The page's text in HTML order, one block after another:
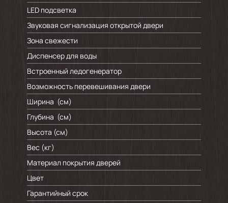
LED подсветка
Звуковая сигнализация открытой двери
Зона свежести
Диспенсер для воды
Встроенный ледогенератор
Возможность перевешивания двери
Ширина (см)
Глубина (см)
Высота (см)
Вес (кг)
Материал покрытия дверей
Цвет
Гарантийный срок